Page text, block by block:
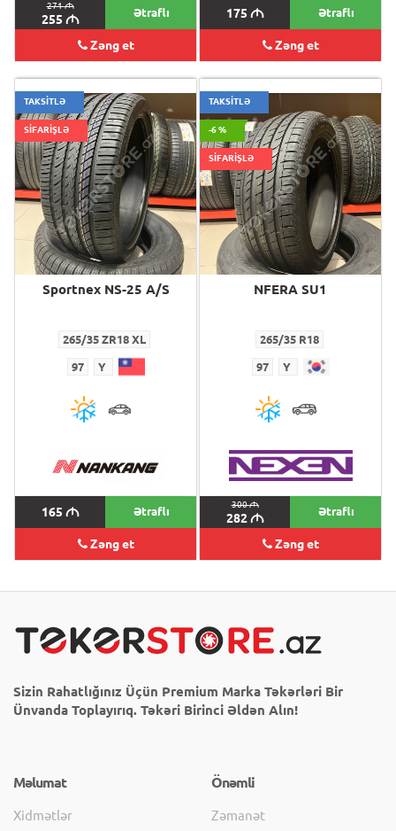
271M
255 M Ətraflı
Zəng et
175 M Ətraflı
Zəng et
TAKSİTLƏ
SİFARİŞLƏ
Sportnex NS-25 A/S
265/35 ZR18 XL
97 Y
165 M Ətraflı
Zəng et
TAKSİTLƏ
-6 %
SİFARİŞLƏ
NFERA SU1
265/35 R18
97 Y
300M
282M Ətraflı
Zəng et
Sizin Rahatlığınız Üçün Premium Marka Təkərləri Bir
Ünvanda Toplayırıq. Təkəri Birinci Əldən Alın!
Məlumat
Xidmətlər
Önəmli
Zəmanət